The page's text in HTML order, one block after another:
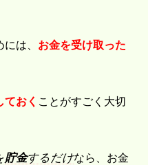
は、 お金を受け取った
おく ことがすごく大切
貯金するだけなら、お金